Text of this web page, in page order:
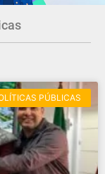
PÚBLICAS